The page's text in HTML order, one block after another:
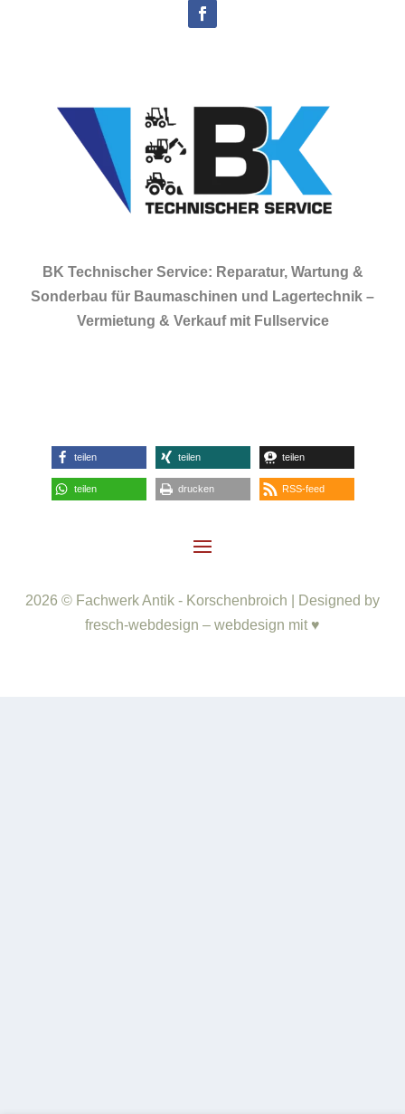
BK Technischer Service: Reparatur, Wartung &
Sonderbau für Baumaschinen und Lagertechnik –
Vermietung & Verkauf mit Fullservice
teilen teilen teilen
teilen drucken RSS-feed
2026 © Fachwerk Antik - Korschenbroich | Designed by
fresch-webdesign – webdesign mit ♥